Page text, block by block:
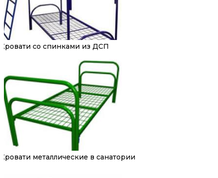
Кровати со спинками из ДСП
Кровати металлические в санатории